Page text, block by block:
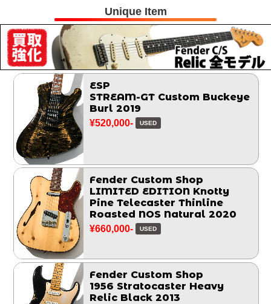
Unique Item
ESP
STREAM-GT Custom Buckeye
Burl 2019
¥520,000- USED
Fender Custom Shop
LIMITED EDITION Knotty
Pine Telecaster Thinline
Roasted NOS Natural 2020
¥660,000- USED
Fender Custom Shop
1956 Stratocaster Heavy
Relic Black 2013